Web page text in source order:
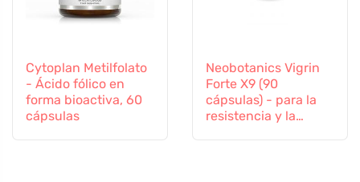
Cytoplan Metilfolato
- Ácido fólico en
forma bioactiva, 60
cápsulas
Neobotanics Vigrin
Forte X9 (90
cápsulas) - para la
resistencia y la